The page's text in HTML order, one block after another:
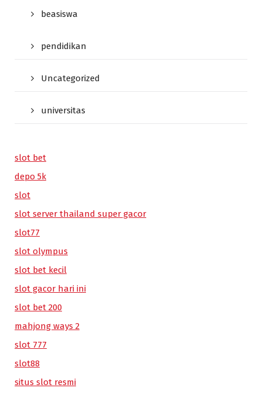
beasiswa
pendidikan
Uncategorized
universitas
slot bet
depo 5k
slot
slot server thailand super gacor
slot77
slot olympus
slot bet kecil
slot gacor hari ini
slot bet 200
mahjong ways 2
slot 777
slot88
situs slot resmi